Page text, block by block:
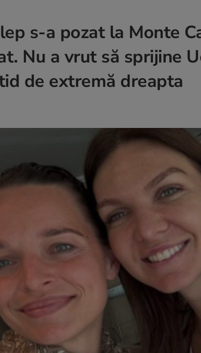
s-a pozat la Monte
Nu a vrut să sprijine
de extremă dreapta